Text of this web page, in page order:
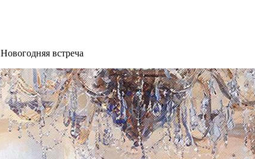
Новогодняя встреча